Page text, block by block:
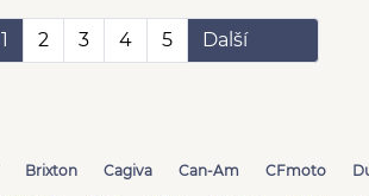
1 2 3 4 5 Další
Brixton Cagiva Can-Am CFmoto